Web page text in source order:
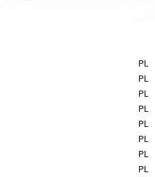
PL
PL
PL
PL
PL
PL
PL
PL